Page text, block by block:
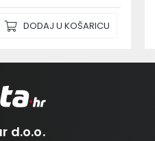
DODAJ U KOŠARICU
d.o.o.